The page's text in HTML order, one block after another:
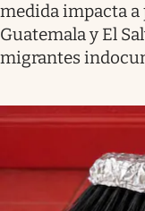
medida impacta a
Guatemala y El
migrantes